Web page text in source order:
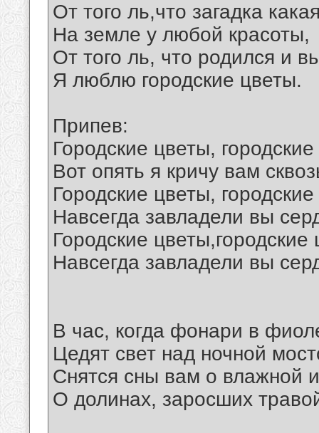
От того ль,что загадка
На земле у любой красоты,
От того ль, что родился и
Я люблю городские цветы.
Припев:
Городские цветы,
Вот опять я кричу вам
Городские цветы,
Навсегда завладели вы
Городские цветы,городские
Навсегда завладели вы
В час, когда фонари в
Цедят свет над ночной
Снятся сны вам о влажной
О долинах, заросших